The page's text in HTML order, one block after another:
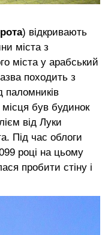
) відкривають
міста з
міста у арабський
походить з
паломників
був будинок
від Луки
Під час облоги
році на цьому
пробити стіну і